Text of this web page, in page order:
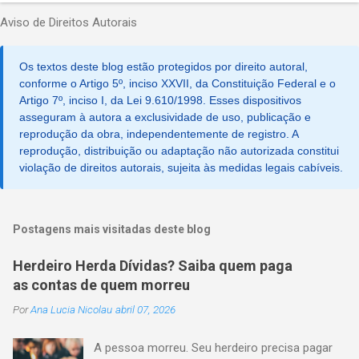
Aviso de Direitos Autorais
Os textos deste blog estão protegidos por direito autoral,
conforme o Artigo 5º, inciso XXVII, da Constituição Federal e o
Artigo 7º, inciso I, da Lei 9.610/1998. Esses dispositivos
asseguram à autora a exclusividade de uso, publicação e
reprodução da obra, independentemente de registro. A
reprodução, distribuição ou adaptação não autorizada constitui
violação de direitos autorais, sujeita às medidas legais cabíveis.
Postagens mais visitadas deste blog
Herdeiro Herda Dívidas? Saiba quem paga
as contas de quem morreu
PorAna Lucia Nicolau abril 07, 2026
A pessoa morreu. Seu herdeiro precisa pagar